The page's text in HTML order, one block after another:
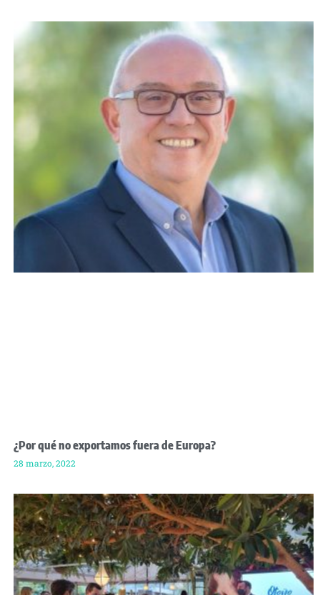
¿Por qué no exportamos fuera de Europa?
28 marzo, 2022